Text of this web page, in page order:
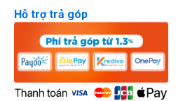
Hỗ trợ trả góp